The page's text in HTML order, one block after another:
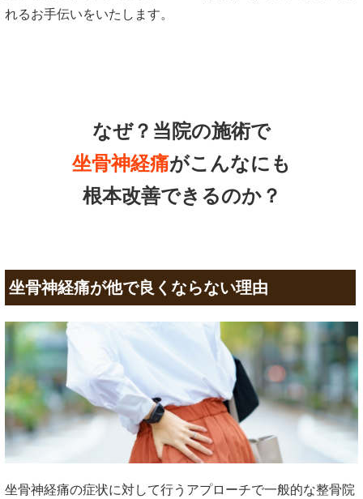
れるお手伝いをいたします。
なぜ？当院の施術で
坐骨神経痛がこんなにも
根本改善できるのか？
坐骨神経痛が他で良くならない理由
坐骨神経痛の症状に対して行うアプローチで一般的な整骨院